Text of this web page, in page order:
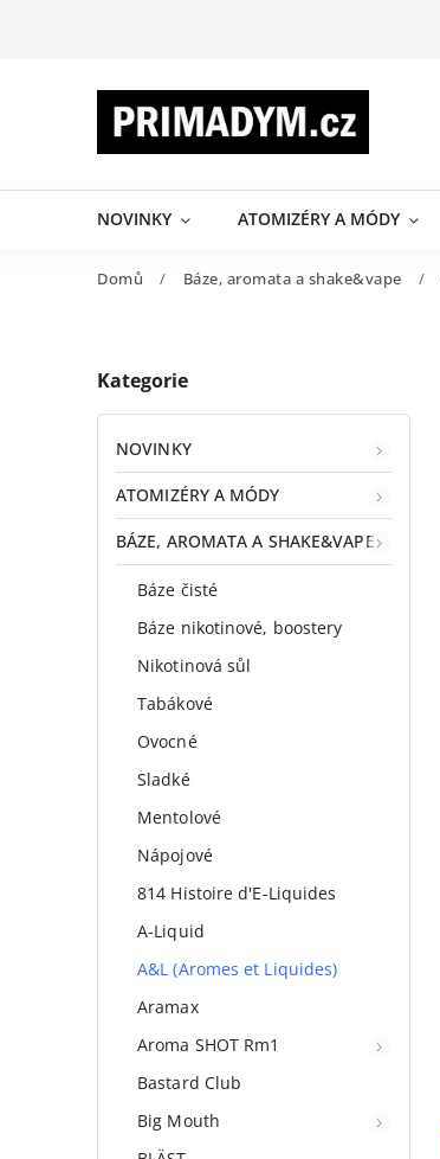
NOVINKY ATOMIZÉRY A MÓDY
Domů / Báze, aromata a shake&vape /
Kategorie
NOVINKY
ATOMIZÉRY A MÓDY
BÁZE, AROMATA A SHAKE&VAPE
Báze čisté
Báze nikotinové, boostery
Nikotinová sůl
Tabákové
Ovocné
Sladké
Mentolové
Nápojové
814 Histoire d'E-Liquides
A-Liquid
A&L (Aromes et Liquides)
Aramax
Aroma SHOT Rm1
Bastard Club
Big Mouth